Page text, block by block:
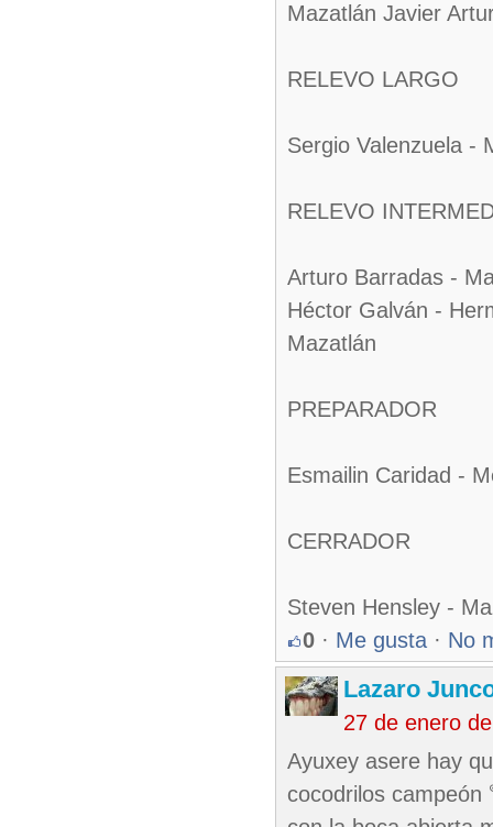
Mazatlán Javier
RELEVO LARGO
Sergio Valenzuela -
RELEVO
Arturo Barradas -
Héctor Galván -
Mazatlán
PREPARADOR
Esmailin Caridad -
CERRADOR
Steven Hensley -
0 · Me gusta · No
Lazaro
27 de enero
Ayuxey asere hay
cocodrilos